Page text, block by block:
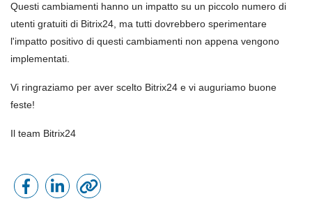
Questi cambiamenti hanno un impatto su un piccolo numero di
utenti gratuiti di Bitrix24, ma tutti dovrebbero sperimentare
l'impatto positivo di questi cambiamenti non appena vengono
implementati.
Vi ringraziamo per aver scelto Bitrix24 e vi auguriamo buone
feste!
Il team Bitrix24